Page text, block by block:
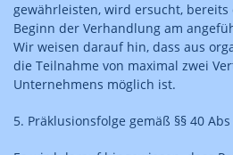
gewährleisten, wird ersucht,
Beginn der Verhandlung am
Wir weisen darauf hin, dass aus
die Teilnahme von maximal zwei
Unternehmens möglich ist.
5. Präklusionsfolge gemäß §§ 40 Abs